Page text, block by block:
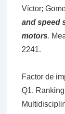
Víctor;
and speed
motors.
2241.
Factor de
Q1.